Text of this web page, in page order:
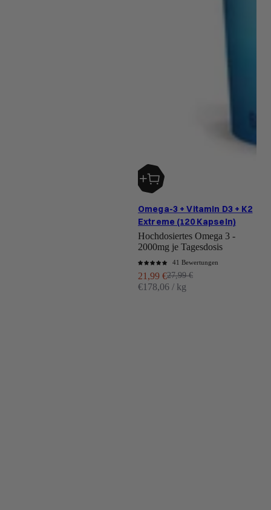
Omega-3 + Vitamin D3 + K2
Extreme (120 Kapseln)
Hochdosiertes Omega 3 -
2000mg je Tagesdosis
41 Bewertungen
Angebot
21,99 €Regulärer Preis
27,99 €
€178,06 / kg